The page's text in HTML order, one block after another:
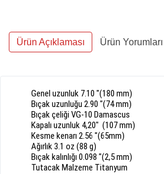
Ürün Açıklaması Ürün Yorumları
Genel uzunluk 7.10 "(180 mm)
Bıçakuzunluğu 2.90 "(74mm)
Bıçakçeliği VG-10 Damascus
Kapalı uzunluk 4,20" (107mm)
Kesme kenarı 2.56 "(65mm)
Ağırlık3.1 oz (88 g)
Bıçak kalınlığı 0.098 "(2,5 mm)
Tutacak Malzeme Titanyum